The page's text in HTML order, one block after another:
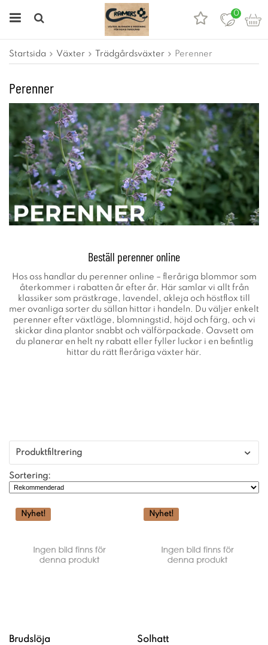
0
Startsida Växter Trädgårdsväxter Perenner
Perenner
Beställ perenner online
Hos oss handlar du perenner online – fleråriga blommor som
återkommer i rabatten år efter år. Här samlar vi allt från
klassiker som prästkrage, lavendel, akleja och höstflox till
mer ovanliga sorter du sällan hittar i handeln. Du väljer enkelt
perenner efter växtläge, blomningstid, höjd och färg, och vi
skickar dina plantor snabbt och välförpackade. Oavsett om
du planerar en helt ny rabatt eller fyller luckor i en befintlig
hittar du rätt fleråriga växter här.
Produktfiltrering
Sortering:
Nyhet!
Brudslöja
Nyhet!
Solhatt